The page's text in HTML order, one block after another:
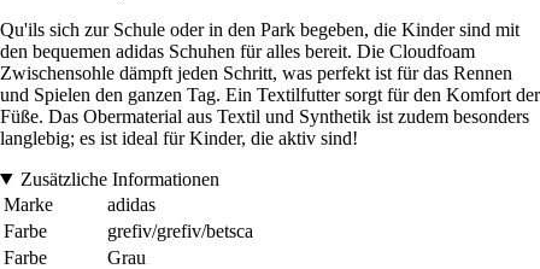
Qu'ils sich zur Schule oder in den Park begeben, die Kinder sind mit
den bequemen adidas Schuhen für alles bereit. Die Cloudfoam
Zwischensohle dämpft jeden Schritt, was perfekt ist für das Rennen
und Spielen den ganzen Tag. Ein Textilfutter sorgt für den Komfort der
Füße. Das Obermaterial aus Textil und Synthetik ist zudem besonders
langlebig; es ist ideal für Kinder, die aktiv sind!
Zusätzliche Informationen
Marke
adidas
Farbe
grefiv/grefiv/betsca
Farbe
Grau